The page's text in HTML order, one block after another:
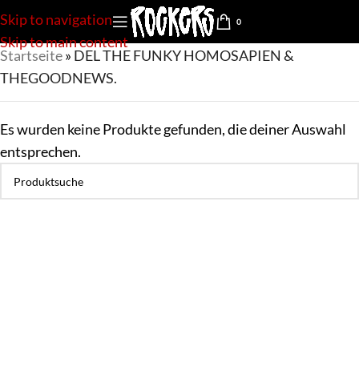
Skip to navigation
Skip to main content
0
Startseite» DEL THE FUNKY HOMOSAPIEN &
THEGOODNEWS.
Es wurden keine Produkte gefunden, die deiner Auswahl
entsprechen.